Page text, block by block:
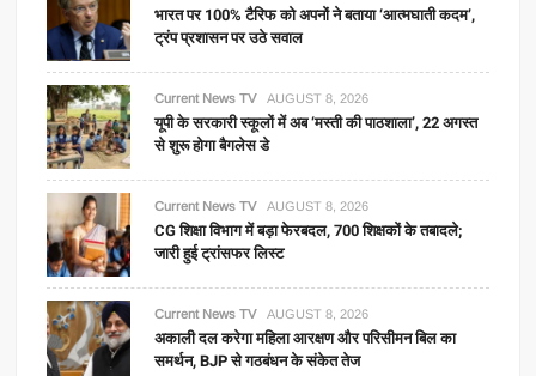
भारत पर 100% टैरिफ को अपनों ने बताया ‘आत्मघाती कदम’,
ट्रंप प्रशासन पर उठे सवाल
Current News TV AUGUST 8, 2026
यूपी के सरकारी स्कूलों में अब ‘मस्ती की पाठशाला’, 22 अगस्त
से शुरू होगा बैगलेस डे
Current News TV AUGUST 8, 2026
CG शिक्षा विभाग में बड़ा फेरबदल, 700 शिक्षकों के तबादले;
जारी हुई ट्रांसफर लिस्ट
Current News TV AUGUST 8, 2026
अकाली दल करेगा महिला आरक्षण और परिसीमन बिल का
समर्थन, BJP से गठबंधन के संकेत तेज